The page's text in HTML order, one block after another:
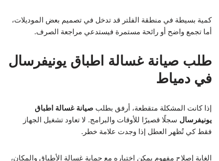
كمية بسيطة في منطقة الفلتر قد تدخل في تصميم بعض الموديلات،
أما تجمع واضح أو رائحة مستمرة فيستدعي مراجعة الصرف.
طلب صيانة غسالة اطباق يونيفرسال
في دمياط
إذا كانت المشكلة متقطعة، أرفق بطلب صيانة غسالة اطباق
يونيفرسال سجلًا قصيرًا للأوقات والبرامج. لا تعاود تشغيل الجهاز
فقط كي تُظهر العطل إذا وجدت علامة خطر.
الغاية إصلاح مفهوم يمكن اختباره مع حماية غسالة الأطباق والمكان،